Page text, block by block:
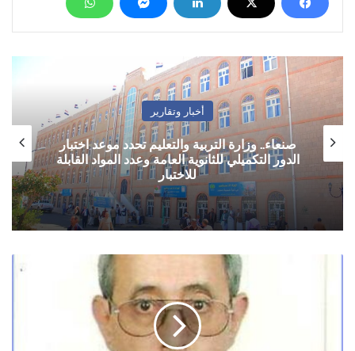
أخبار وتقارير
صنعاء.. وزارة التربية والتعليم تحدد موعد اختبار
الدور التكميلي للثانوية العامة وعدد المواد القابلة
للاختبار